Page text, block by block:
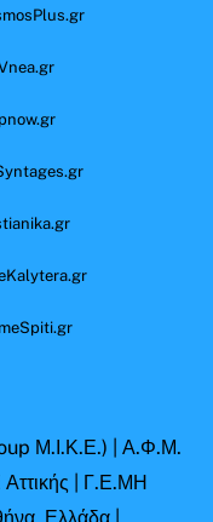
Μ.Ι.Κ.Ε.) | Α.Φ.Μ.
| Γ.Ε.ΜΗ